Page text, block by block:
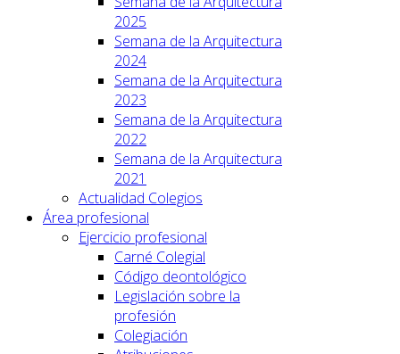
2025
Semana de la Arquitectura
2024
Semana de la Arquitectura
2023
Semana de la Arquitectura
2022
Semana de la Arquitectura
2021
Actualidad Colegios
Área profesional
Ejercicio profesional
Carné Colegial
Código deontológico
Legislación sobre la
profesión
Colegiación